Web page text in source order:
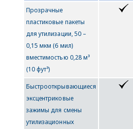
Прозрачные
пластиковые пакеты
для утилизации, 50 –
0,15 мкм (6 мил)
вместимостью 0,28 м³
(10 фут³)
Быстрооткрывающиеся
эксцентриковые
зажимы для смены
утилизационных